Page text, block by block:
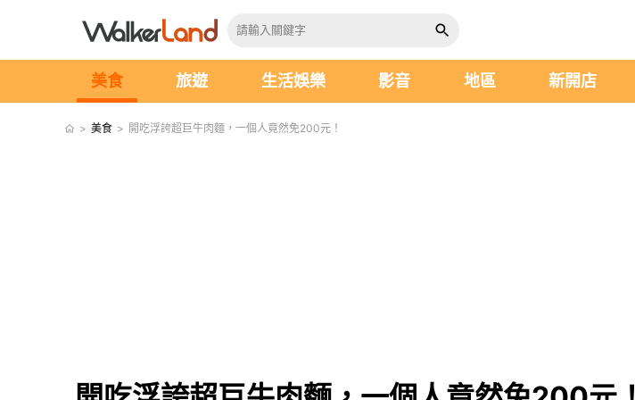
美食 旅遊 生活娛樂 影音 地區 新開店
> 美食 > 開吃浮誇超巨牛肉麵，一個人竟然免200元！